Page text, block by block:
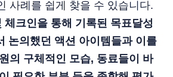
사례를 쉽게 찾을 수 있습니다.
체크인을 통해 기록된 목표달성
논의했던 액션 아이템들과 이를
의 구체적인 모습, 동료들이 바